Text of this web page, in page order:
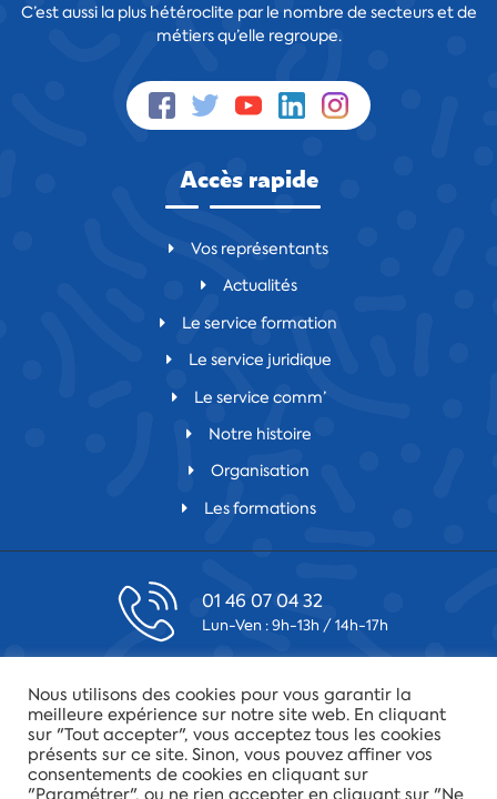
C’est aussi la plus hétéroclite par le nombre de secteurs et de
métiers qu’elle regroupe.
Accès rapide
Vos représentants
Actualités
Le service formation
Le service juridique
Le service comm’
Notre histoire
Organisation
Les formations
01 46 07 04 32
Lun-Ven : 9h-13h / 14h-17h
Laissez-nous un message
75019 Paris
34 quai de la Loire
Nous utilisons des cookies pour vous garantir la
meilleure expérience sur notre site web. En cliquant
sur "Tout accepter", vous acceptez tous les cookies
présents sur ce site. Sinon, vous pouvez affiner vos
consentements de cookies en cliquant sur
"Paramétrer", ou ne rien accepter en cliquant sur "Ne